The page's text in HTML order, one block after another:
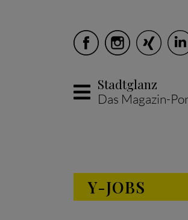
Stadtglanz
Das Magazin-
Y-JOBS